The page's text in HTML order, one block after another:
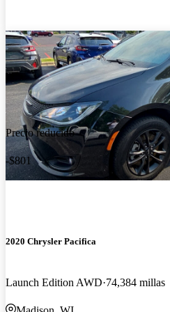
Precio reducido
-$801
2020 Chrysler Pacifica
Launch Edition AWD 74,384 millas